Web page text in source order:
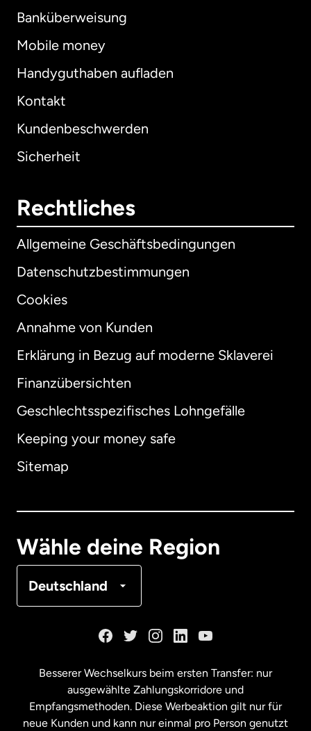
Banküberweisung
Mobile money
Handyguthaben aufladen
Kontakt
Kundenbeschwerden
Sicherheit
Rechtliches
Allgemeine Geschäftsbedingungen
Datenschutzbestimmungen
Cookies
Annahme von Kunden
Erklärung in Bezug auf moderne Sklaverei
Finanzübersichten
Geschlechtsspezifisches Lohngefälle
Keeping your money safe
Sitemap
Wähle deine Region
Deutschland
International English
Australien
Malaysia
Besserer Wechselkurs beim ersten Transfer: nur
ausgewählte Zahlungskorridore und
Empfangsmethoden. Diese Werbeaktion gilt nur für
neue Kunden und kann nur einmal pro Person genutzt